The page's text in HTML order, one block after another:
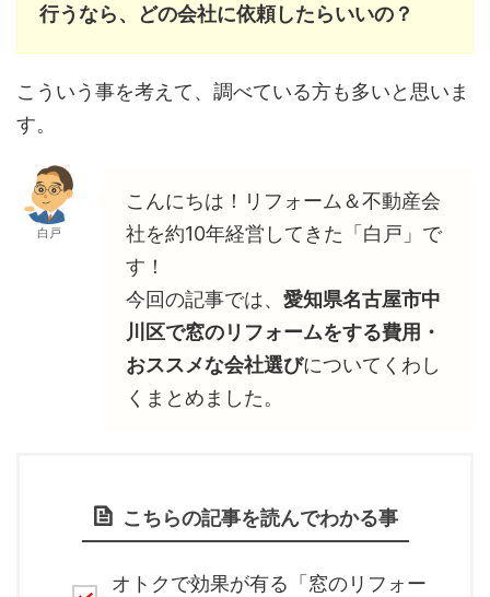
行うなら、どの会社に依頼したらいいの？
こういう事を考えて、調べている方も多いと思いま
す。
白戸
こんにちは！リフォーム＆不動産会
社を約10年経営してきた「白戸」で
す！
今回の記事では、 愛知県名古屋市中
川区で窓のリフォームをする費用・
おススメな会社選びについてくわし
くまとめました。
こちらの記事を読んでわかる事
オトクで効果が有る「窓のリフォー